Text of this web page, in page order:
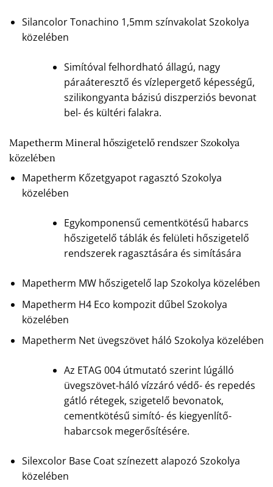
Silancolor Tonachino 1,5mm színvakolat Szokolya
közelében
Simítóval felhordható állagú, nagy
páraáteresztő és vízlepergető képességű,
szilikongyanta bázisú diszperziós bevonat
bel- és kültéri falakra.
Mapetherm Mineral hőszigetelő rendszer Szokolya
közelében
Mapetherm Kőzetgyapot ragasztó Szokolya
közelében
Egykomponensű cementkötésű habarcs
hőszigetelő táblák és felületi hőszigetelő
rendszerek ragasztására és simítására
Mapetherm MW hőszigetelő lap Szokolya közelében
Mapetherm H4 Eco kompozit dűbel Szokolya
közelében
Mapetherm Net üvegszövet háló Szokolya közelében
Az ETAG 004 útmutató szerint lúgálló
üvegszövet-háló vízzáró védő- és repedés
gátló rétegek, szigetelő bevonatok,
cementkötésű simító- és kiegyenlítő-
habarcsok megerősítésére.
Silexcolor Base Coat színezett alapozó Szokolya
közelében